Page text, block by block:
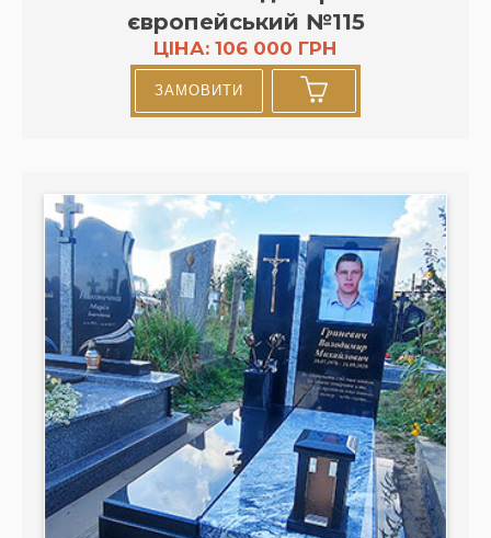
європейський №115
ЦІНА: 106 000 ГРН
ЗАМОВИТИ